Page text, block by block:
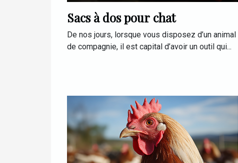
Sacs à dos pour chat
De nos jours, lorsque vous disposez d’un animal
de compagnie, il est capital d’avoir un outil qui...